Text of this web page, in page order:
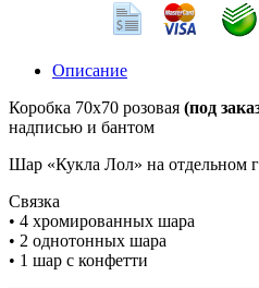
Описание
Коробка 70х70 розовая (под
надписью и бантом
Шар «Кукла Лол» на отдельном
Связка
• 4 хромированных шара
• 2 однотонных шара
• 1 шар с конфетти